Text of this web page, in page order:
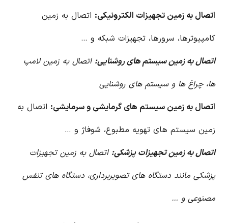
اتصال به زمین تجهیزات الکترونیکی: اتصال به زمین
کامپیوترها، سرورها، تجهیزات شبکه و …
اتصال به زمین سیستم های روشنایی: اتصال به زمین لامپ
ها، چراغ ها و سیستم های روشنایی
اتصال به زمین سیستم های گرمایشی و سرمایشی: اتصال به
زمین سیستم های تهویه مطبوع، شوفاژ و …
اتصال به زمین تجهیزات پزشکی: اتصال به زمین تجهیزات
پزشکی مانند دستگاه های تصویربرداری، دستگاه های تنفس
مصنوعی و …